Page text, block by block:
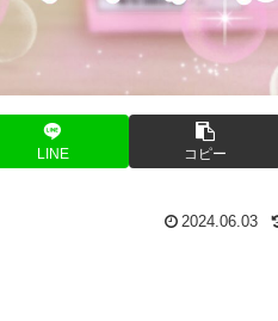
LINE コピー
2024.06.03